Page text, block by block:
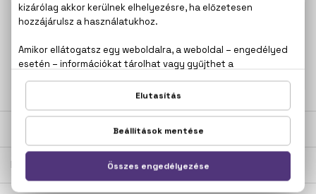
100% eredeti termékek,14 napos visszaküldési
Kérdésed van, elakadtál? Hívd ügyfélszolgálatunkat:+36
20 267 5125
LEÍRÁS